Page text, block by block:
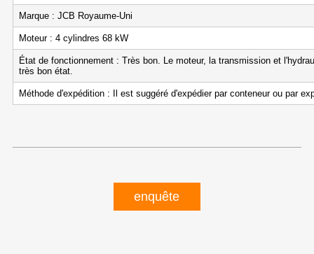
Marque : JCB Royaume-Uni
Moteur : 4 cylindres 68 kW
État de fonctionnement : Très bon. Le moteur, la transmission et
très bon état.
Méthode d'expédition : Il est suggéré d'expédier par conteneur ou par
enquête